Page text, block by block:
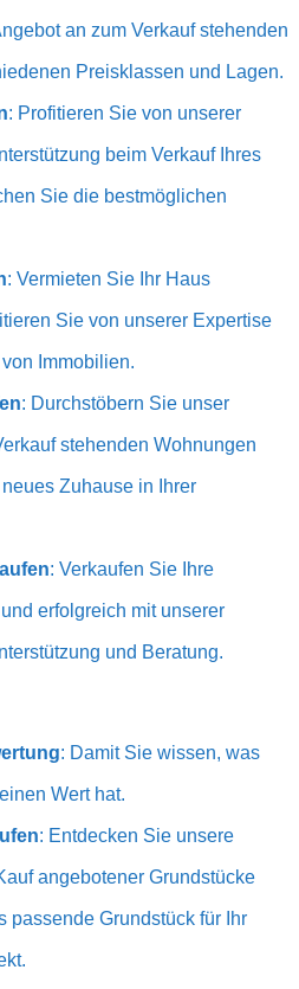
an zum Verkauf stehenden
Preisklassen und Lagen.
: Profitieren Sie von unserer
beim Verkauf Ihres
Sie die bestmöglichen
: Vermieten Sie Ihr Haus
Sie von unserer Expertise
Immobilien.
: Durchstöbern Sie unser
stehenden Wohnungen
Zuhause in Ihrer
: Verkaufen Sie Ihre
erfolgreich mit unserer
und Beratung.
: Damit Sie wissen, was
Wert hat.
: Entdecken Sie unsere
angebotener Grundstücke
passende Grundstück für Ihr